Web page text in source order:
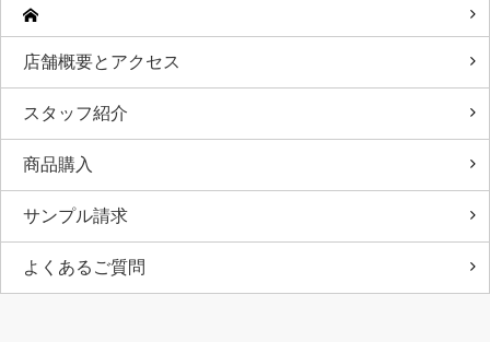
店舗概要とアクセス
スタッフ紹介
商品購入
サンプル請求
よくあるご質問